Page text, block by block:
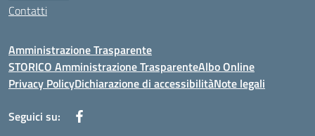
Contatti
Amministrazione Trasparente
STORICO Amministrazione TrasparenteAlbo Online
Privacy PolicyDichiarazione di accessibilitàNote legali
Seguici su: